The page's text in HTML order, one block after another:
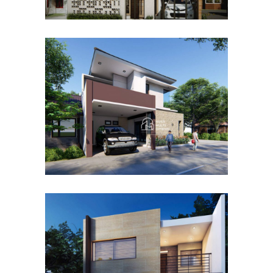
Desain Rumah Hook
Alternatif di Cibubur
DESAIN RUMAH TERBAIK
Desain Rumah Taman
Mutiara di Cibinong Bogor
DESAIN RUMAH TERBAIK